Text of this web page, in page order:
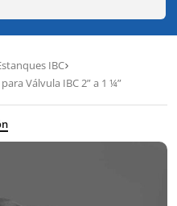
IBC
Válvula IBC 2” a 1 ¼”